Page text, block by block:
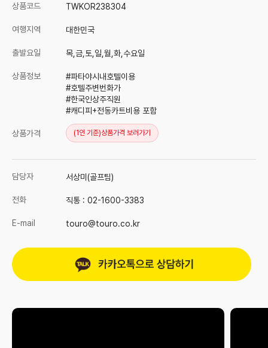
상품코드 TWKOR238304
여행지역 대한민국
출발요일 목,금,토,일,월,화,수요일
상품정보 #파타야시내호텔이용
#호텔주변번화가
#한국인상주직원
#캐디피+전동카트비용 포함
상품가격 (1인 기준)상품가격 보러가기
담당자 서상미(골프팀)
전화 직통 : 02-1600-3383
E-mail touro@touro.co.kr